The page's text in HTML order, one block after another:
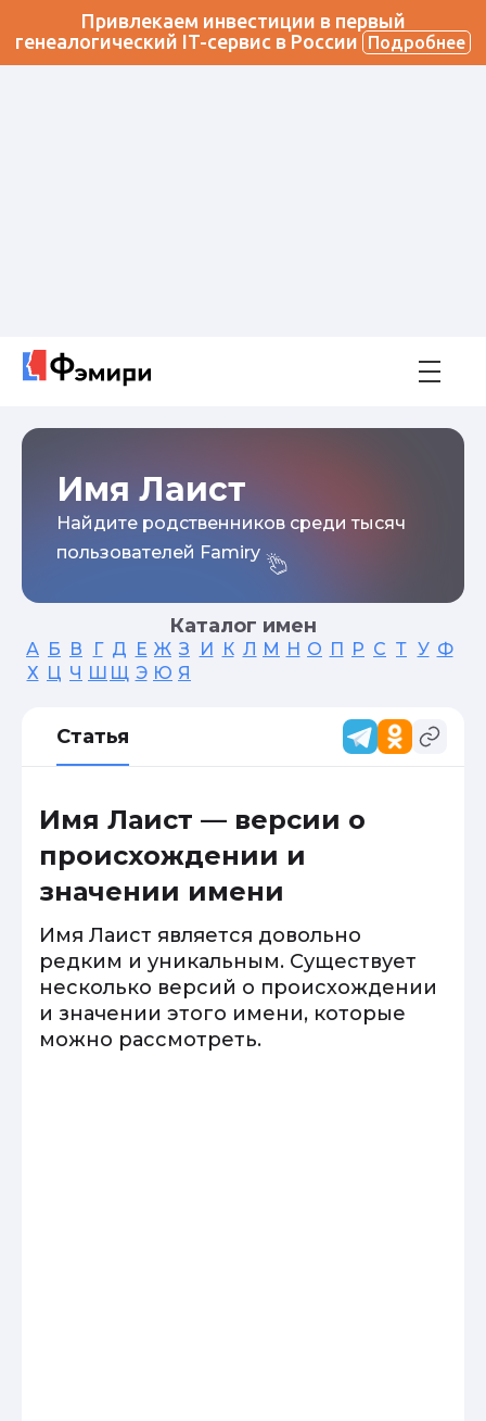
Привлекаем инвестиции в первый
генеалогический IT-сервис в России
Подробнее
Имя Лаист
Найдите родственников среди тысяч
пользователей Famiry
Каталог имен
А Б В Г Д Е Ж З И К Л М Н О П Р С Т У Ф
Х Ц Ч Ш Щ Э Ю Я
Статья
Имя Лаист — версии о
происхождении и
значении имени
Имя Лаист является довольно
редким и уникальным. Существует
несколько версий о происхождении
и значении этого имени, которые
можно рассмотреть.